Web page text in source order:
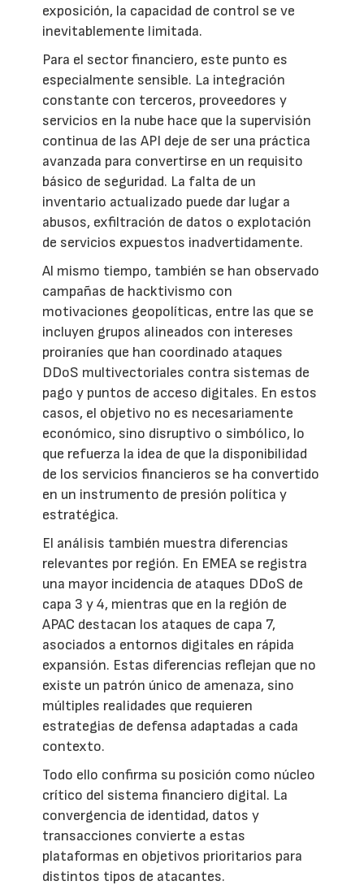
exposición, la capacidad de control se ve
inevitablemente limitada.
Para el sector financiero, este punto es
especialmente sensible. La integración
constante con terceros, proveedores y
servicios en la nube hace que la supervisión
continua de las API deje de ser una práctica
avanzada para convertirse en un requisito
básico de seguridad. La falta de un
inventario actualizado puede dar lugar a
abusos, exfiltración de datos o explotación
de servicios expuestos inadvertidamente.
Al mismo tiempo, también se han observado
campañas de hacktivismo con
motivaciones geopolíticas, entre las que se
incluyen grupos alineados con intereses
proiraníes que han coordinado ataques
DDoS multivectoriales contra sistemas de
pago y puntos de acceso digitales. En estos
casos, el objetivo no es necesariamente
económico, sino disruptivo o simbólico, lo
que refuerza la idea de que la disponibilidad
de los servicios financieros se ha convertido
en un instrumento de presión política y
estratégica.
El análisis también muestra diferencias
relevantes por región. En EMEA se registra
una mayor incidencia de ataques DDoS de
capa 3 y 4, mientras que en la región de
APAC destacan los ataques de capa 7,
asociados a entornos digitales en rápida
expansión. Estas diferencias reflejan que no
existe un patrón único de amenaza, sino
múltiples realidades que requieren
estrategias de defensa adaptadas a cada
contexto.
Todo ello confirma su posición como núcleo
crítico del sistema financiero digital. La
convergencia de identidad, datos y
transacciones convierte a estas
plataformas en objetivos prioritarios para
distintos tipos de atacantes.